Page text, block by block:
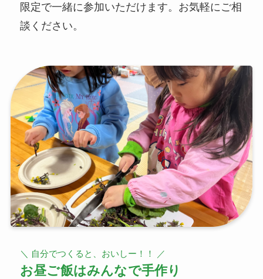
限定で一緒に参加いただけます。お気軽にご相
談ください。
＼ 自分でつくると、おいしー！！ ／
お昼ご飯はみんなで手作り